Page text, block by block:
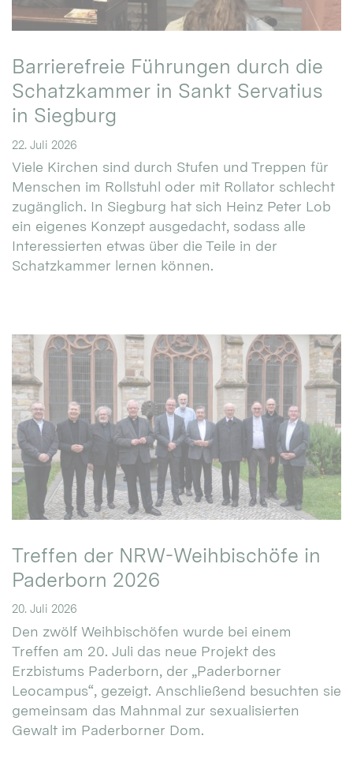
Barrierefreie Führungen durch die
Schatzkammer in Sankt Servatius
in Siegburg
22. Juli 2026
Viele Kirchen sind durch Stufen und Treppen für
Menschen im Rollstuhl oder mit Rollator schlecht
zugänglich. In Siegburg hat sich Heinz Peter Lob
ein eigenes Konzept ausgedacht, sodass alle
Interessierten etwas über die Teile in der
Schatzkammer lernen können.
Treffen der NRW-Weihbischöfe in
Paderborn 2026
20. Juli 2026
Den zwölf Weihbischöfen wurde bei einem
Treffen am 20. Juli das neue Projekt des
Erzbistums Paderborn, der „Paderborner
Leocampus“, gezeigt. Anschließend besuchten sie
gemeinsam das Mahnmal zur sexualisierten
Gewalt im Paderborner Dom.